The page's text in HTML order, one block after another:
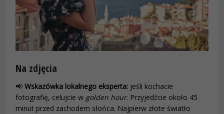
Na zdjęcia
📢Wskazówka lokalnego eksperta: jeśli kochacie
fotografię, celujcie w golden hour. Przyjedźcie około 45
minut przed zachodem słońca. Najpierw złote światło